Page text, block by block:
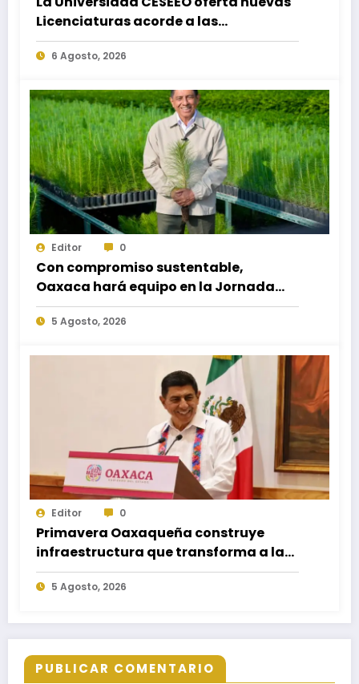
Licenciaturas acorde a las
necesidades educativas de los
egresados de escuelas del nivel medio
6 Agosto, 2026
Editor 0
Con compromiso sustentable,
Oaxaca hará equipo en la Jornada
Nacional de Reforestación 2026
5 Agosto, 2026
Editor 0
Primavera Oaxaqueña construye
infraestructura que transforma a las
familias del estado
5 Agosto, 2026
PUBLICAR COMENTARIO